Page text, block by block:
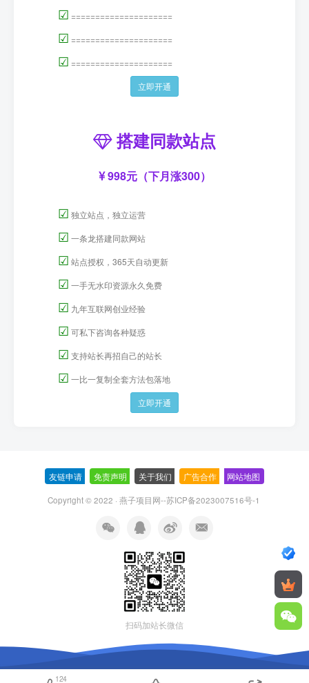
☑ =====================
☑ =====================
☑ =====================
立即开通
搭建同款站点
998元（下月涨300）
☑ 独立站点，独立运营
☑ 一条龙搭建同款网站
☑ 站点授权，365天自动更新
☑ 一手无水印资源永久免费
☑ 九年互联网创业经验
☑ 可私下咨询各种疑惑
☑ 支持站长再招自己的站长
☑ 一比一复制全套方法包落地
立即开通
友链申请 免责声明 关于我们 广告合作 网站地图
Copyright © 2022 · 燕子项目网--苏ICP备2023007516号-1
扫码加站长微信
124